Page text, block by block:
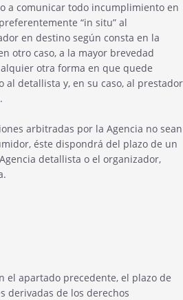
a comunicar todo incumplimiento en
“in situ” al
en destino según consta en la
otro caso, a la mayor brevedad
otra forma en que quede
al detallista y, en su caso, al prestador
arbitradas por la Agencia no sean
éste dispondrá del plazo de un
detallista o el organizador,
el apartado precedente, el plazo de
derivadas de los derechos